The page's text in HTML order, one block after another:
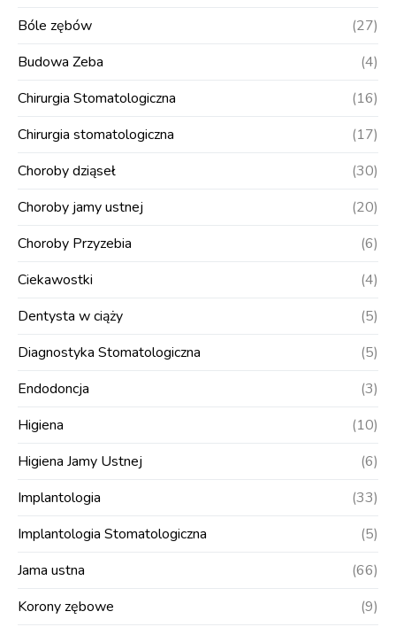
Bóle zębów
(27)
Budowa Zeba
(4)
Chirurgia Stomatologiczna
(16)
Chirurgia stomatologiczna
(17)
Choroby dziąseł
(30)
Choroby jamy ustnej
(20)
Choroby Przyzebia
(6)
Ciekawostki
(4)
Dentysta w ciąży
(5)
Diagnostyka Stomatologiczna
(5)
Endodoncja
(3)
Higiena
(10)
Higiena Jamy Ustnej
(6)
Implantologia
(33)
Implantologia Stomatologiczna
(5)
Jama ustna
(66)
Korony zębowe
(9)